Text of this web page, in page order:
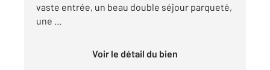
vaste entrée, un beau double séjour parqueté,
une ...
Voir le détail du bien